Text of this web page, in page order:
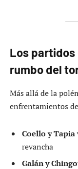
Los partidos
rumbo del
Más allá de la
enfrentamientos
Coello y Tapia
revancha
Galán y